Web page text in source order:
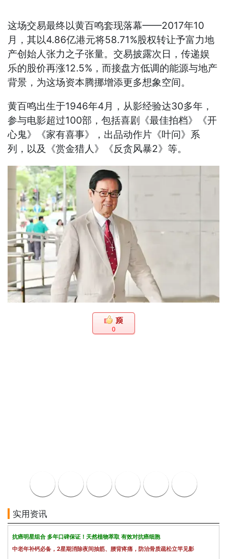
这场交易最终以黄百鸣套现落幕——2017年10
月，其以4.86亿港元将58.71%股权转让予富力地
产创始人张力之子张量。交易披露次日，传递娱
乐的股价再涨12.5%，而接盘方低调的能源与地产
背景，为这场资本腾挪增添更多想象空间。
黄百鸣出生于1946年4月，从影经验达30多年，
参与电影超过100部，包括喜剧《最佳拍档》《开
心鬼》《家有喜事》，出品动作片《叶问》系
列，以及《赏金猎人》《反贪风暴2》等。
0
实用资讯
抗癌明星组合 多年口碑保证！天然植物萃取 有效对抗癌细胞
中老年补钙必备，2星期消除夜间抽筋、腰背疼痛，防治骨质疏松立竿见影